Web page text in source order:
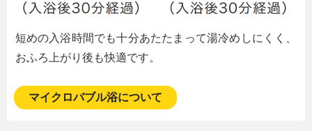
短めの入浴時間でも十分あたたまって湯冷めしにくく、
おふろ上がり後も快適です。
マイクロバブル浴について